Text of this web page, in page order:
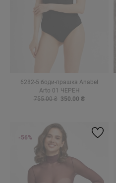
6282-5 боди-прашка Anabel
Arto 01 ЧЕРЕН
755.00 ₴ 350.00 ₴
-56%